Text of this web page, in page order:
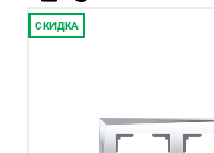
СКИДКА